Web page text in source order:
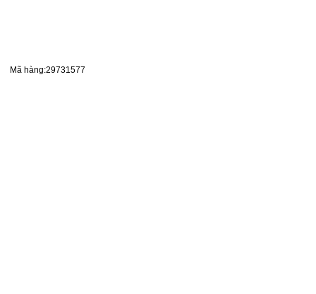
Mã hàng:29731577